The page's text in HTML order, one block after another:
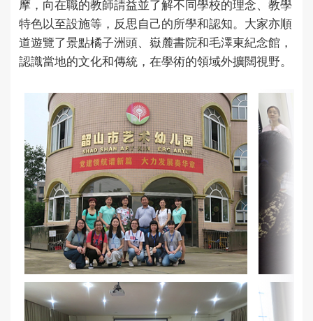
摩，向在職的教師請益並了解不同學校的理念、教學
特色以至設施等，反思自己的所學和認知。大家亦順
道遊覽了景點橘子洲頭、嶽麓書院和毛澤東紀念館，
認識當地的文化和傳統，在學術的領域外擴闊視野。